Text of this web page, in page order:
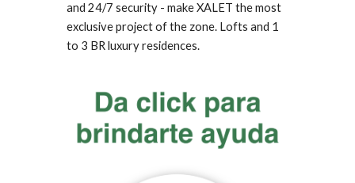
and 24/7 security - make XALET the most
exclusive project of the zone. Lofts and 1
to 3 BR luxury residences.